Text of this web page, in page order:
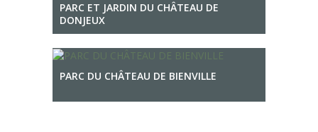
PARC ET JARDIN DU CHÂTEAU DE
DONJEUX
PARC DU CHÂTEAU DE BIENVILLE